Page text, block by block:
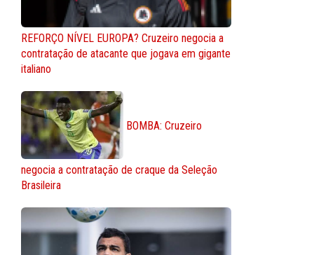
REFORÇO NÍVEL EUROPA? Cruzeiro negocia a
contratação de atacante que jogava em gigante
italiano
BOMBA: Cruzeiro
negocia a contratação de craque da Seleção
Brasileira